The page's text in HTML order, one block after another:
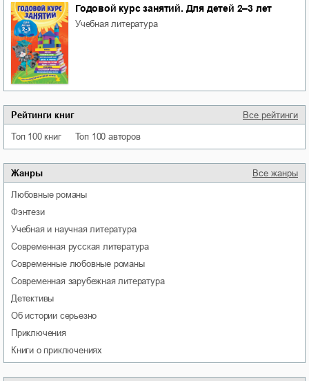
Годовой курс занятий. Для детей 2–3 лет
учебная литература
Рейтинги книг Все рейтинги
Топ 100 книг Топ 100 авторов
Жанры Все жанры
любовные романы
фэнтези
учебная и научная литература
современная русская литература
современные любовные романы
современная зарубежная литература
детективы
об истории серьезно
приключения
книги о приключениях